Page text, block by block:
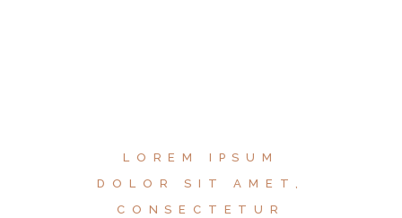
LOREM IPSUM
DOLOR SIT AMET,
CONSECTETUR